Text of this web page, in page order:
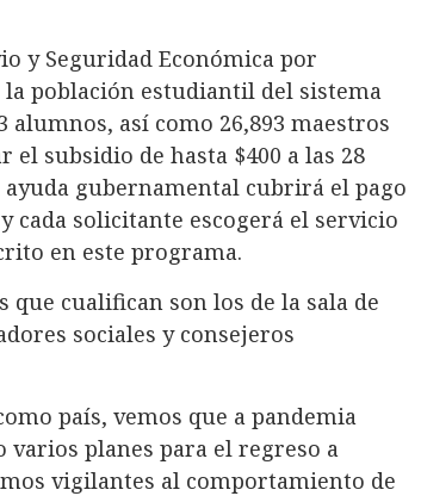
y Seguridad Económica por
la población estudiantil del sistema
alumnos, así como 26,893 maestros
el subsidio de hasta $400 a las 28
gubernamental cubrirá el pago
cada solicitante escogerá el servicio
en este programa.
cualifican son los de la sala de
sociales y consejeros
país, vemos que a pandemia
varios planes para el regreso a
vigilantes al comportamiento de